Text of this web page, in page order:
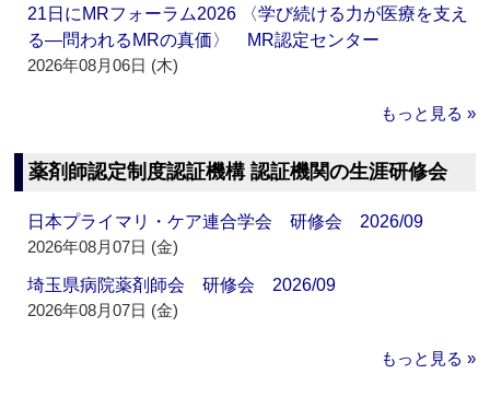
21日にMRフォーラム2026 〈学び続ける力が医療を支え
る―問われるMRの真価〉 MR認定センター
2026年08月06日 (木)
もっと見る »
薬剤師認定制度認証機構 認証機関の生涯研修会
日本プライマリ・ケア連合学会 研修会 2026/09
2026年08月07日 (金)
埼玉県病院薬剤師会 研修会 2026/09
2026年08月07日 (金)
もっと見る »